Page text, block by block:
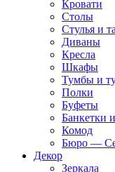
Кровати
Столы
Стулья и
Диваны
Кресла
Шкафы
Тумбы и
Полки
Буфеты
Банкетки
Комод
Бюро —
Декор
Зеркала